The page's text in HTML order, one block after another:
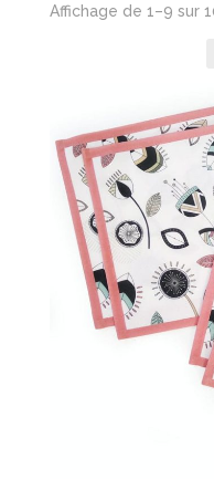
Affichage de 1–9 sur